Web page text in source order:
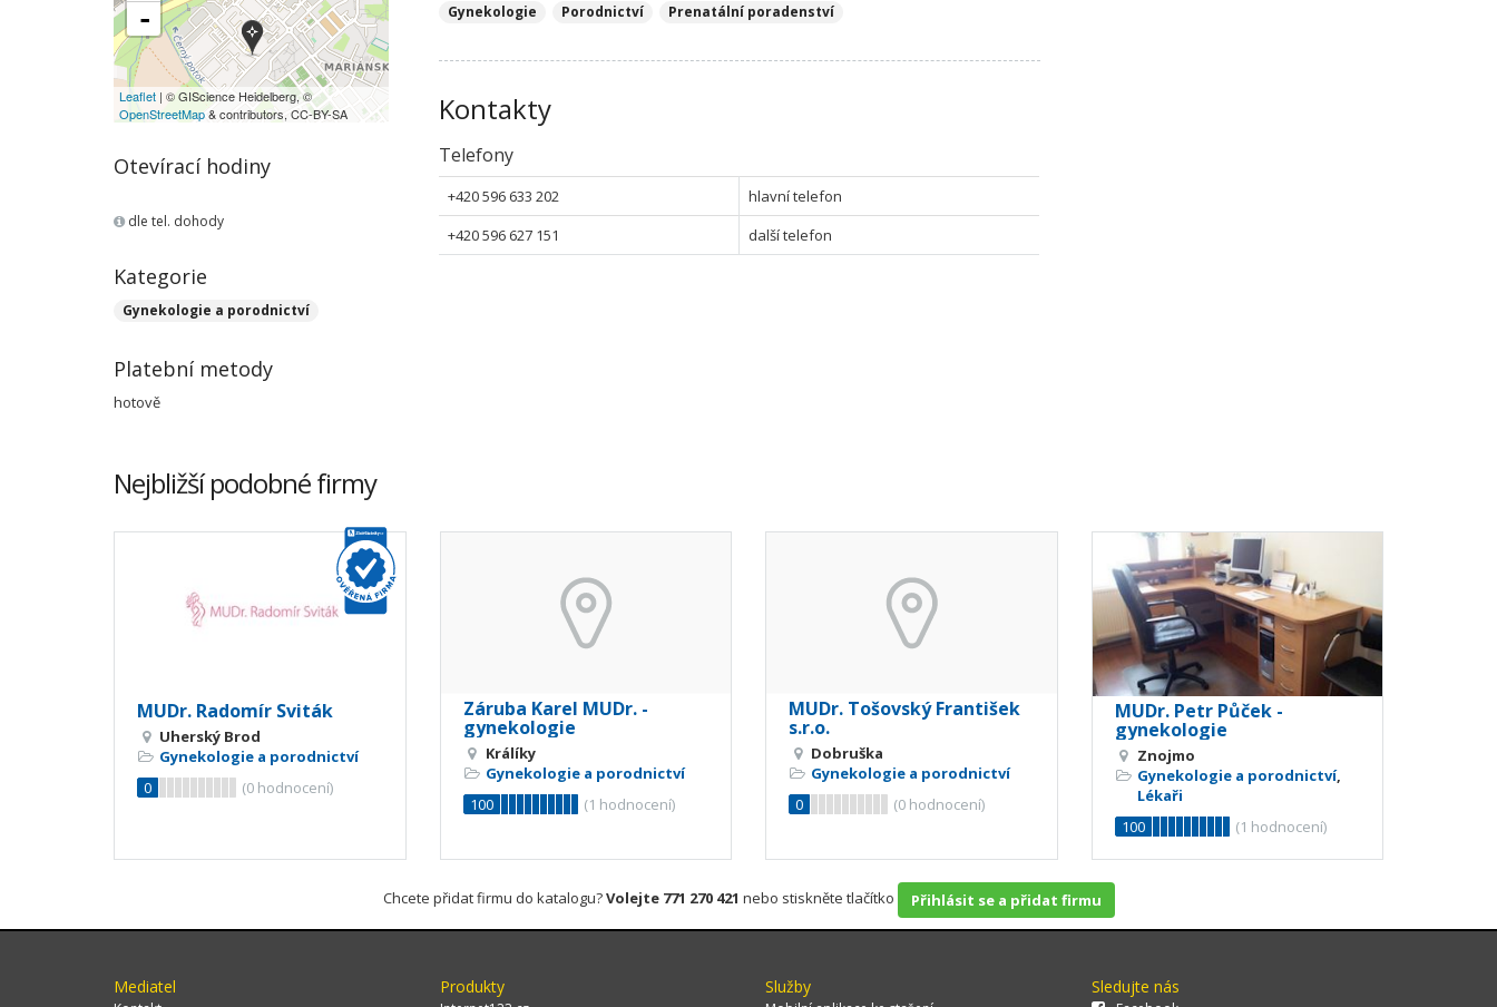
Gynekologie Porodnictví Prenatální poradenství
Kontakty
Telefony
+420 596 633 202
hlavní telefon
+420 596 627 151
další telefon
-
Leaflet | © GIScience Heidelberg, ©
OpenStreetMap& contributors, CC-BY-SA
Otevírací hodiny
dle tel. dohody
Kategorie
Gynekologie a porodnictví
Platební metody
hotově
Nejbližší podobné firmy
MUDr. Radomír Sviták
Uherský Brod
Gynekologie a porodnictví
0
(0 hodnocení)
Záruba Karel MUDr. -
gynekologie
Králíky
Gynekologie a porodnictví
100
(1 hodnocení)
MUDr. Tošovský František
s.r.o.
Dobruška
Gynekologie a porodnictví
0
(0 hodnocení)
MUDr. Petr Půček -
gynekologie
Znojmo
Gynekologie a porodnictví,
Lékaři
100
(1 hodnocení)
Chcete přidat firmu do katalogu?Volejte 771 270 421 nebo stiskněte tlačítko Přihlásit se a přidat firmu
Mediatel Produkty Služby Sledujte nás